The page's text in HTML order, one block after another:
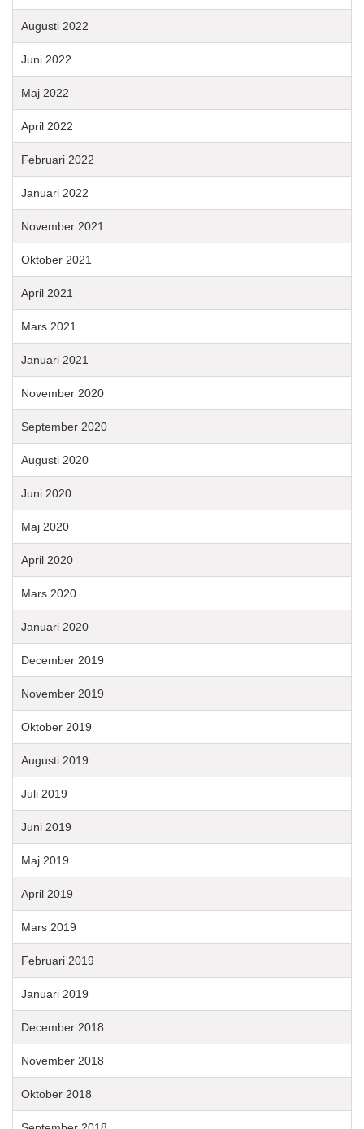
Augusti 2022
Juni 2022
Maj 2022
April 2022
Februari 2022
Januari 2022
November 2021
Oktober 2021
April 2021
Mars 2021
Januari 2021
November 2020
September 2020
Augusti 2020
Juni 2020
Maj 2020
April 2020
Mars 2020
Januari 2020
December 2019
November 2019
Oktober 2019
Augusti 2019
Juli 2019
Juni 2019
Maj 2019
April 2019
Mars 2019
Februari 2019
Januari 2019
December 2018
November 2018
Oktober 2018